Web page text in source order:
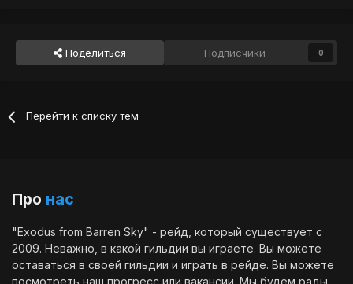
Поделиться Подписчики 0
Перейти к списку тем
Про нас
"Exodus from Barren Sky" - рейд, который существует с
2009. Неважно, в какой гильдии вы играете. Вы можете
оставаться в своей гильдии и играть в рейде. Вы можете
посмотреть наш прогресс или вакансии. Мы будем рады